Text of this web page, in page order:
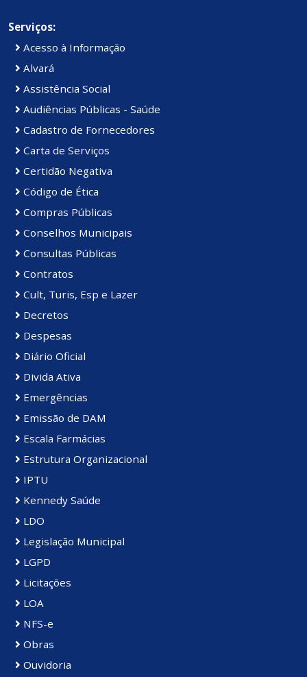
Serviços:
Acesso à Informação
Alvará
Assistência Social
Audiências Públicas - Saúde
Cadastro de Fornecedores
Carta de Serviços
Certidão Negativa
Código de Ética
Compras Públicas
Conselhos Municipais
Consultas Públicas
Contratos
Cult, Turis, Esp e Lazer
Decretos
Despesas
Diário Oficial
Divida Ativa
Emergências
Emissão de DAM
Escala Farmácias
Estrutura Organizacional
IPTU
Kennedy Saúde
LDO
Legislação Municipal
LGPD
Licitações
LOA
NFS-e
Obras
Ouvidoria